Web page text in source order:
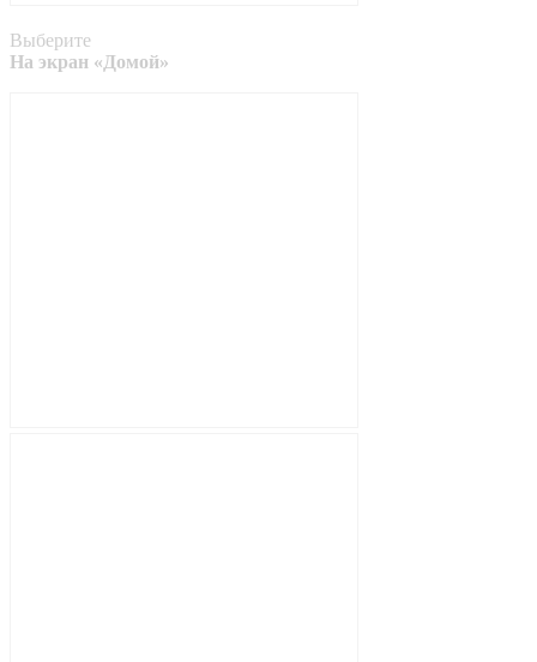
Выберите
На экран «Домой»